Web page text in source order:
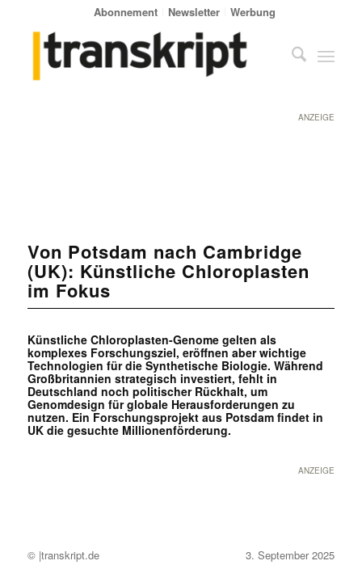
Abonnement Newsletter Werbung
ANZEIGE
Von Potsdam nach Cambridge
(UK): Künstliche Chloroplasten
im Fokus
Künstliche Chloroplasten-Genome gelten als
komplexes Forschungsziel, eröffnen aber wichtige
Technologien für die Synthetische Biologie. Während
Großbritannien strategisch investiert, fehlt in
Deutschland noch politischer Rückhalt, um
Genomdesign für globale Herausforderungen zu
nutzen. Ein Forschungsprojekt aus Potsdam findet in
UK die gesuchte Millionenförderung.
ANZEIGE
© |transkript.de 3. September 2025